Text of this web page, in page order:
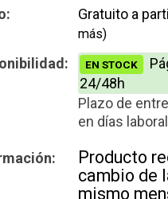
Gratuito a
más)
EN STOCK
24/48h
Plazo de
en días
Producto
cambio de
mismo